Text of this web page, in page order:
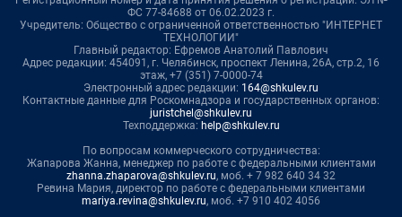
ФС 77-84688 от 06.02.2023 г.
Учредитель: Общество с ограниченной ответственностью "ИНТЕРНЕТ
ТЕХНОЛОГИИ"
Главный редактор: Ефремов Анатолий Павлович
Адрес редакции: 454091, г. Челябинск, проспект Ленина, 26А, стр.2, 16
этаж, +7 (351) 7-0000-74
Электронный адрес редакции: 164@shkulev.ru
Контактные данные для Роскомнадзора и государственных органов:
juristchel@shkulev.ru
Техподдержка: help@shkulev.ru
По вопросам коммерческого сотрудничества:
Жапарова Жанна, менеджер по работе с федеральными клиентами
zhanna.zhaparova@shkulev.ru, моб. + 7 982 640 34 32
Ревина Мария, директор по работе с федеральными клиентами
mariya.revina@shkulev.ru, моб. +7 910 402 4056